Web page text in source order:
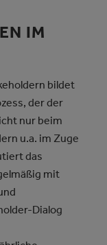
IM
bildet
der der
nur beim
u.a. im Zuge
das
mit
Dialog